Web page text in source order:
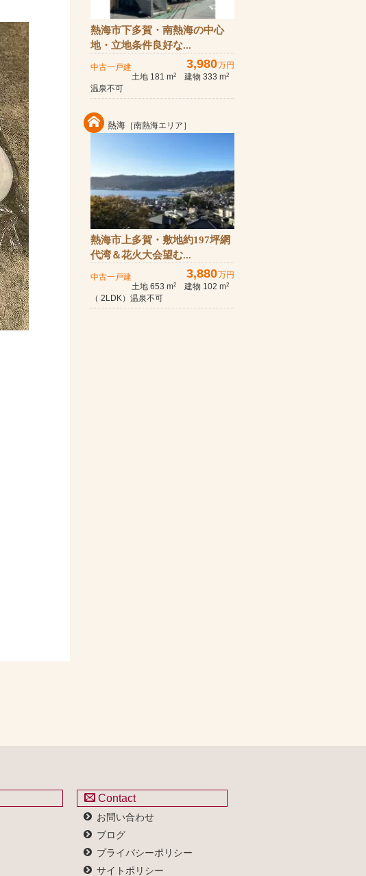
熱海市下多賀・南熱海の中心
地・立地条件良好な...
中古一戸建 3,980万円
土地 181 m2 建物 333 m2
温泉不可
熱海 ［南熱海エリア］
熱海市上多賀・敷地約197坪網
代湾＆花火大会望む...
中古一戸建 3,880万円
土地 653 m2 建物 102 m2
（ 2LDK）温泉不可
Contact
お問い合わせ
ブログ
プライバシーポリシー
サイトポリシー